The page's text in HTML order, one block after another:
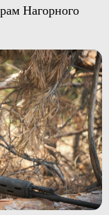
Нагорного